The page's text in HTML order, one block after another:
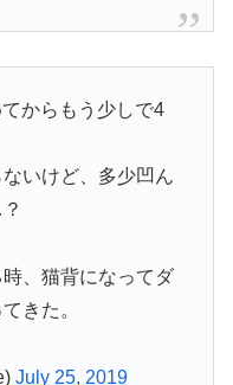
からもう少しで4
いけど、多少凹ん
、猫背になってダ
きた。
July 25, 2019